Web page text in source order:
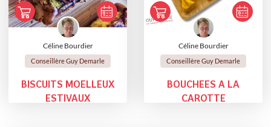
Céline Bourdier
Conseillère Guy Demarle
BISCUITS MOELLEUX
ESTIVAUX
Céline Bourdier
Conseillère Guy Demarle
BOUCHEES A LA
CAROTTE